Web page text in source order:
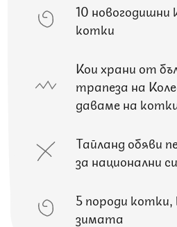
10 новогодишни
котки
Кои храни от
трапеза на
даваме на
Тайланд обяви
за национални
5 породи
зимата